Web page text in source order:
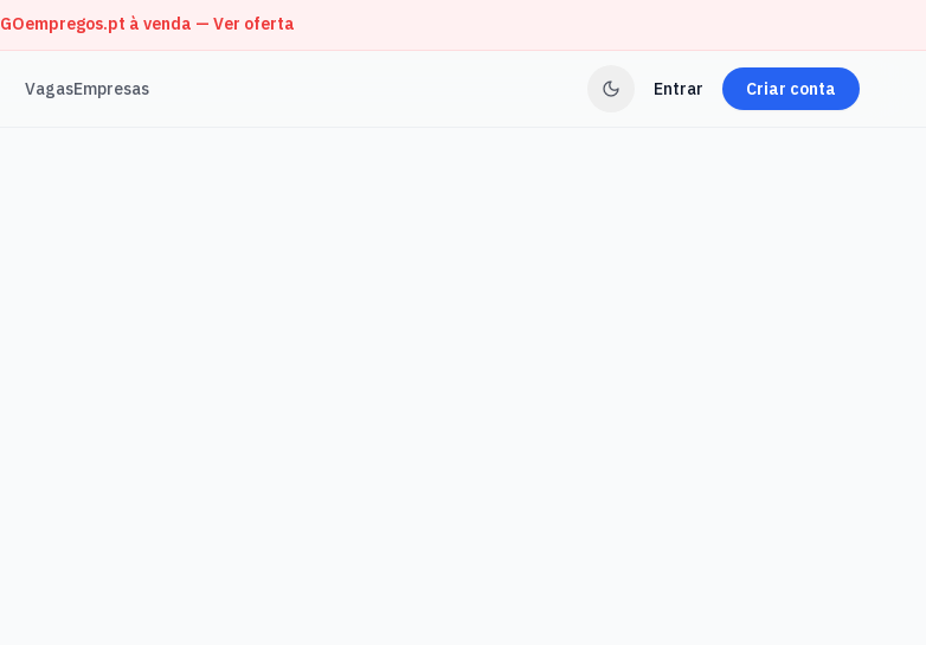
GOempregos.pt à venda — Ver oferta
VagasEmpresas Entrar Criar conta